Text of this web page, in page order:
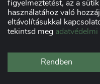
figyelmeztetést, az a
használatához való
eltávolításukkal
tekintsd meg adatvédelmi
Rendben